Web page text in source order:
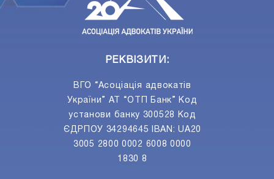
РЕКВІЗИТИ:
ВГО “Асоціація адвокатів
України” АТ “ОТП Банк” Код
установи банку 300528 Код
ЄДРПОУ 34294645 IBAN: UA20
3005 2800 0002 6008 0000
1830 8